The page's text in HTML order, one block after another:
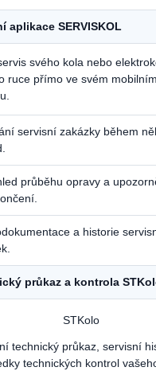
aplikace SERVISKOL
svého kola nebo
ruce přímo ve svém mobilním
servisní zakázky během
průběhu opravy a
a historie
průkaz a kontrola
technický průkaz, servisní
technických kontrol